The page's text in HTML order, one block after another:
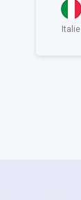
Italie